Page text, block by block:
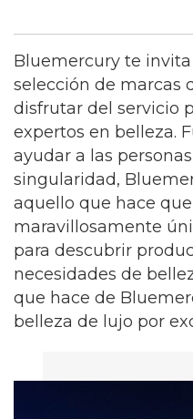
Bluemercury te
selección de marcas
disfrutar del servicio
expertos en belleza.
ayudar a las
singularidad,
aquello que hace
maravillosamente
para descubrir
necesidades de
que hace de
belleza de lujo por